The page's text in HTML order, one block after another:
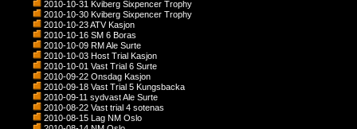
2010-10-31 Kviberg Sixpencer Trophy
2010-10-30 Kviberg Sixpencer Trophy
2010-10-23 ATV Kasjon
2010-10-16 SM 6 Boras
2010-10-09 RM Ale Surte
2010-10-03 Host Trial Kasjon
2010-10-01 Vast Trial 6 Surte
2010-09-22 Onsdag Kasjon
2010-09-18 Vast Trial 5 Kungsbacka
2010-09-11 sydvast Ale Surte
2010-08-22 Vast trial 4 sotenas
2010-08-15 Lag NM Oslo